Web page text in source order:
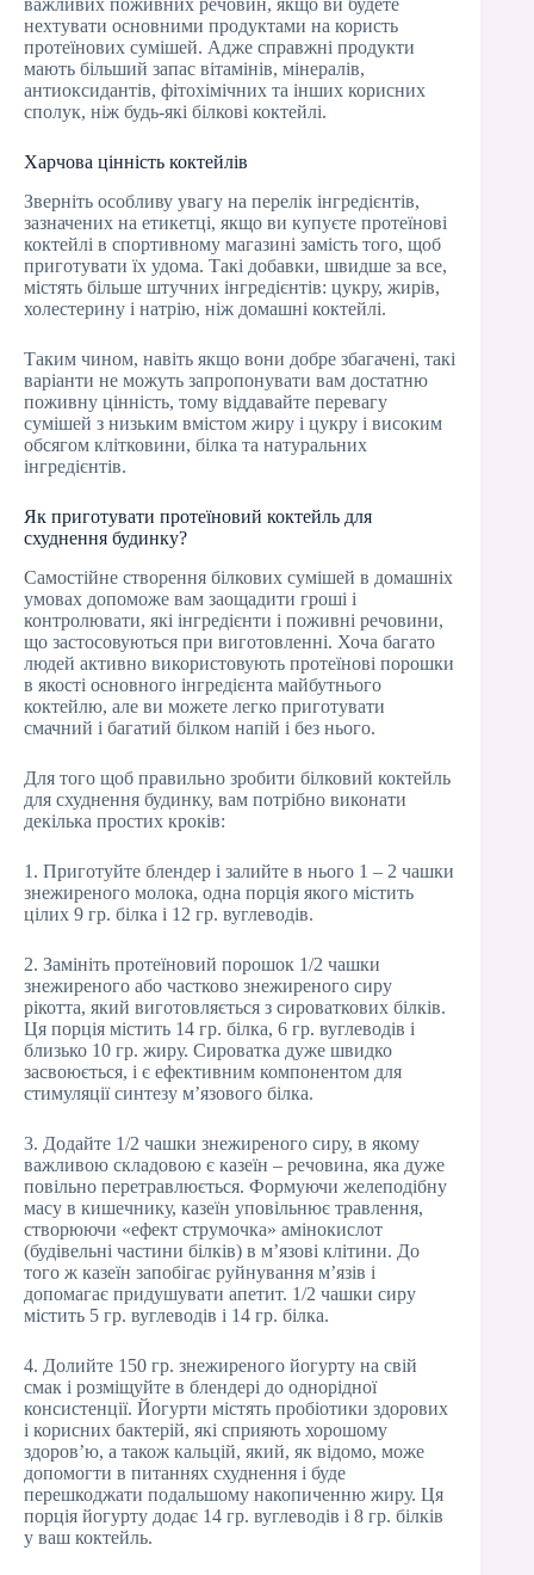
важливих поживних речовин, якщо ви будете
нехтувати основними продуктами на користь
протеїнових сумішей. Адже справжні продукти
мають більший запас вітамінів, мінералів,
антиоксидантів, фітохімічних та інших корисних
сполук, ніж будь-які білкові коктейлі.
Харчова цінність коктейлів
Зверніть особливу увагу на перелік інгредієнтів,
зазначених на етикетці, якщо ви купуєте протеїнові
коктейлі в спортивному магазині замість того, щоб
приготувати їх удома. Такі добавки, швидше за все,
містять більше штучних інгредієнтів: цукру, жирів,
холестерину і натрію, ніж домашні коктейлі.
Таким чином, навіть якщо вони добре збагачені, такі
варіанти не можуть запропонувати вам достатню
поживну цінність, тому віддавайте перевагу
сумішей з низьким вмістом жиру і цукру і високим
обсягом клітковини, білка та натуральних
інгредієнтів.
Як приготувати протеїновий коктейль для
схуднення будинку?
Самостійне створення білкових сумішей в домашніх
умовах допоможе вам заощадити гроші і
контролювати, які інгредієнти і поживні речовини,
що застосовуються при виготовленні. Хоча багато
людей активно використовують протеїнові порошки
в якості основного інгредієнта майбутнього
коктейлю, але ви можете легко приготувати
смачний і багатий білком напій і без нього.
Для того щоб правильно зробити білковий коктейль
для схуднення будинку, вам потрібно виконати
декілька простих кроків:
1. Приготуйте блендер і залийте в нього 1 – 2 чашки
знежиреного молока, одна порція якого містить
цілих 9 гр. білка і 12 гр. вуглеводів.
2. Замініть протеїновий порошок 1/2 чашки
знежиреного або частково знежиреного сиру
рікотта, який виготовляється з сироваткових білків.
Ця порція містить 14 гр. білка, 6 гр. вуглеводів і
близько 10 гр. жиру. Сироватка дуже швидко
засвоюється, і є ефективним компонентом для
стимуляції синтезу м’язового білка.
3. Додайте 1/2 чашки знежиреного сиру, в якому
важливою складовою є казеїн – речовина, яка дуже
повільно перетравлюється. Формуючи желеподібну
масу в кишечнику, казеїн уповільнює травлення,
створюючи «ефект струмочка» амінокислот
(будівельні частини білків) в м’язові клітини. До
того ж казеїн запобігає руйнування м’язів і
допомагає придушувати апетит. 1/2 чашки сиру
містить 5 гр. вуглеводів і 14 гр. білка.
4. Долийте 150 гр. знежиреного йогурту на свій
смак і розміщуйте в блендері до однорідної
консистенції. Йогурти містять пробіотики здорових
і корисних бактерій, які сприяють хорошому
здоров’ю, а також кальцій, який, як відомо, може
допомогти в питаннях схуднення і буде
перешкоджати подальшому накопиченню жиру. Ця
порція йогурту додає 14 гр. вуглеводів і 8 гр. білків
у ваш коктейль.